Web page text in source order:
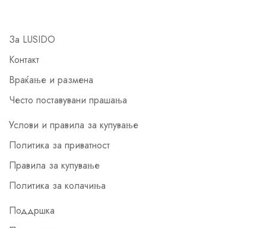
За LUSIDO
Контакт
Враќање и размена
Често поставувани прашања
Услови и правила за купување
Политика за приватност
Правила за купување
Политика за колачиња
Поддршка